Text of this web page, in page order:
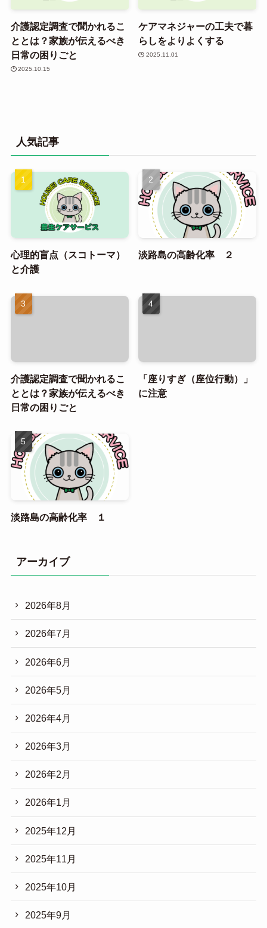
介護認定調査で聞かれるこ
ととは？家族が伝えるべき
日常の困りごと
2025.10.15
ケアマネジャーの工夫で暮
らしをよりよくする
2025.11.01
人気記事
心理的盲点（スコトーマ）
と介護
淡路島の高齢化率 ２
介護認定調査で聞かれるこ
ととは？家族が伝えるべき
日常の困りごと
「座りすぎ（座位行動）」
に注意
淡路島の高齢化率 １
アーカイブ
2026年8月
2026年7月
2026年6月
2026年5月
2026年4月
2026年3月
2026年2月
2026年1月
2025年12月
2025年11月
2025年10月
2025年9月